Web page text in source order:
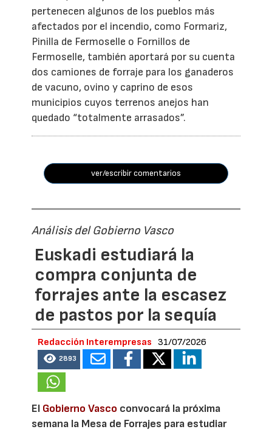
pertenecen algunos de los pueblos más
afectados por el incendio, como Formariz,
Pinilla de Fermoselle o Fornillos de
Fermoselle, también aportará por su cuenta
dos camiones de forraje para los ganaderos
de vacuno, ovino y caprino de esos
municipios cuyos terrenos anejos han
quedado “totalmente arrasados”.
ver/escribir comentarios
Análisis del Gobierno Vasco
Euskadi estudiará la
compra conjunta de
forrajes ante la escasez
de pastos por la sequía
Redacción Interempresas 31/07/2026
2893
El Gobierno Vasco convocará la próxima
semana la Mesa de Forrajes para estudiar